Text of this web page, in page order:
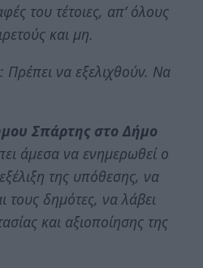
του τέτοιες, απ’ όλους
και μη.
: Πρέπει να εξελιχθούν. Να
Σπάρτης στο Δήμο
άμεσα να ενημερωθεί ο
της υπόθεσης, να
τους δημότες, να λάβει
και αξιοποίησης της